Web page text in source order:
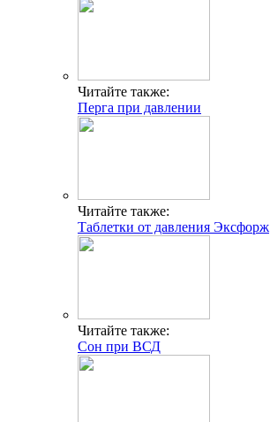
Читайте также:
Перга при давлении
Читайте также:
Таблетки от давления Эксфорж
Читайте также:
Сон при ВСД